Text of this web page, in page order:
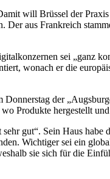
will Brüssel der
aus Frankreich
sei „ganz
wonach er die
der
Produkte hergestellt
gut“. Sein Haus habe
Wichtiger sei ein
sie sich für die